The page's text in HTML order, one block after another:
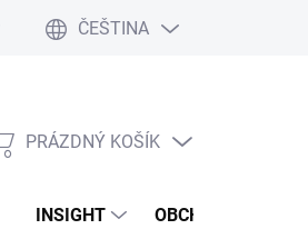
ČEŠTINA
NÁKUPNÍ
PRÁZDNÝ KOŠÍK
INSIGHT OBCHODNÍ